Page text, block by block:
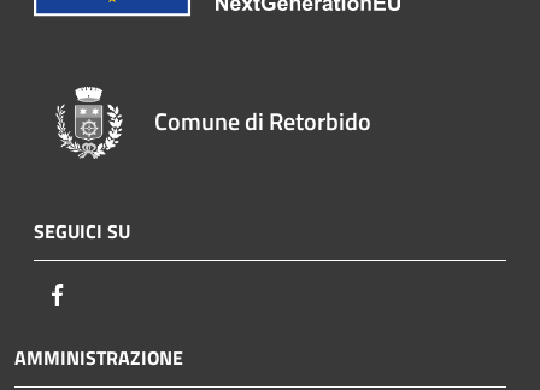
Comune di Retorbido
SEGUICI SU
AMMINISTRAZIONE